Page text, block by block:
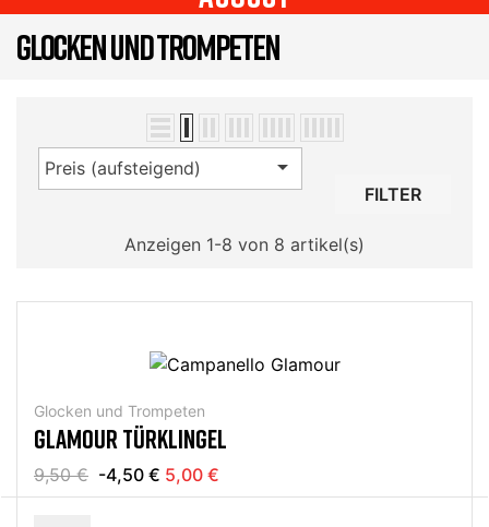
GLOCKEN UND TROMPETEN
Preis (aufsteigend) 
FILTER
Anzeigen 1-8 von 8 artikel(s)
Glocken und Trompeten
GLAMOUR TÜRKLINGEL
9,50 € -4,50 € 5,00 €